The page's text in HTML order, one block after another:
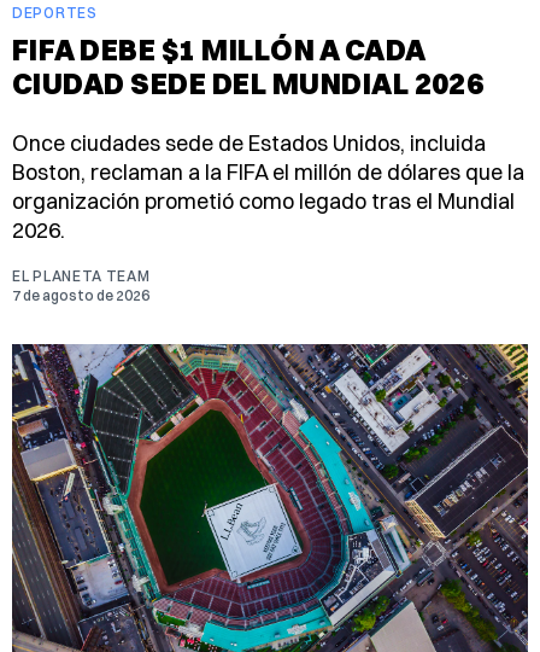
DEPORTES
FIFA DEBE $1 MILLÓN A CADA
CIUDAD SEDE DEL MUNDIAL 2026
Once ciudades sede de Estados Unidos, incluida
Boston, reclaman a la FIFA el millón de dólares que la
organización prometió como legado tras el Mundial
2026.
EL PLANETA TEAM
7 de agosto de 2026